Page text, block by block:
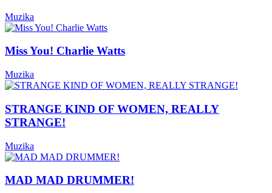
Muzika
Miss You! Charlie Watts
Muzika
STRANGE KIND OF WOMEN, REALLY
STRANGE!
Muzika
MAD MAD DRUMMER!